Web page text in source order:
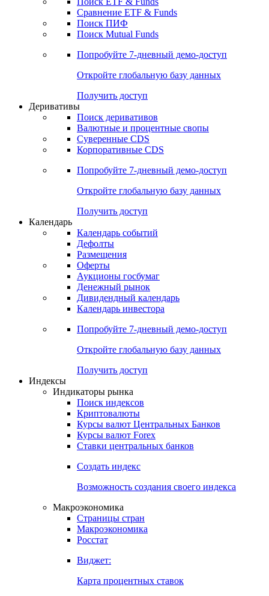
Сравнение ETF & Funds
Поиск ПИФ
Поиск Mutual Funds
Попробуйте 7-дневный демо-доступ
Откройте глобальную базу данных
Получить доступ
Деривативы
Поиск деривативов
Валютные и процентные свопы
Суверенные CDS
Корпоративные CDS
Попробуйте 7-дневный демо-доступ
Откройте глобальную базу данных
Получить доступ
Календарь
Календарь событий
Дефолты
Размещения
Оферты
Аукционы госбумаг
Денежный рынок
Дивидендный календарь
Календарь инвестора
Попробуйте 7-дневный демо-доступ
Откройте глобальную базу данных
Получить доступ
Индексы
Индикаторы рынка
Поиск индексов
Криптовалюты
Курсы валют Центральных Банков
Курсы валют Forex
Ставки центральных банков
Создать индекс
Возможность создания своего индекса
Макроэкономика
Страницы стран
Макроэкономика
Росстат
Виджет:
Карта процентных ставок